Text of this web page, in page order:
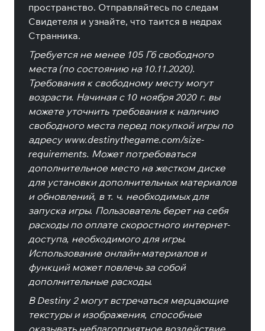
пространство. Отправляйтесь по следам
Свидетеля и узнайте, что таится в недрах
Странника.
Требуется не менее 105 Гб свободного
места (по состоянию на 10.11.2020).
Требования к свободному месту могут
возрасти. Начиная с 10 ноября 2020 г. вы
можете уточнить требования к наличию
свободного места перед покупкой игры по
адресу www.destinythegame.com/size-
requirements. Может потребоваться
дополнительное место на жестком диске
для установки дополнительных материалов
и обновлений, в т. ч. необходимых для
запуска игры. Пользователь берет на себя
расходы по оплате скоростного интернет-
доступа, необходимого для игры.
Использование онлайн-материалов и
функций может повлечь за собой
дополнительные расходы.
В Destiny 2 могут встречаться мерцающие
текстуры и изображения, способные
оказывать неблагоприятное воздействие